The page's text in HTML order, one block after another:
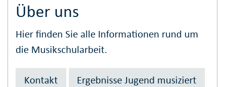
Über uns
Hier finden Sie alle Informationen rund um
die Musikschularbeit.
Kontakt Ergebnisse Jugend musiziert